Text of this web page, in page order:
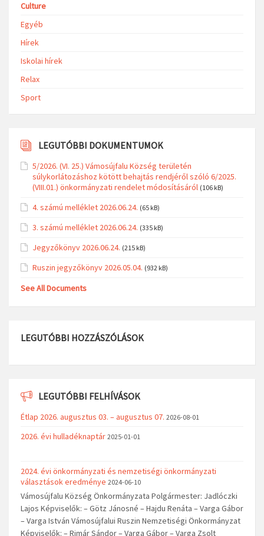
Culture
Egyéb
Hírek
Iskolai hírek
Relax
Sport
LEGUTÓBBI DOKUMENTUMOK
5/2026. (VI. 25.) Vámosújfalu Község területén
súlykorlátozáshoz kötött behajtás rendjéről szóló 6/2025.
(VIII.01.) önkormányzati rendelet módosításáról (106 kB)
4. számú melléklet 2026.06.24. (65 kB)
3. számú melléklet 2026.06.24. (335 kB)
Jegyzőkönyv 2026.06.24. (215 kB)
Ruszin jegyzőkönyv 2026.05.04. (932 kB)
See All Documents
LEGUTÓBBI HOZZÁSZÓLÁSOK
LEGUTÓBBI FELHÍVÁSOK
Étlap 2026. augusztus 03. – augusztus 07. 2026-08-01
2026. évi hulladéknaptár 2025-01-01
2024. évi önkormányzati és nemzetiségi önkormányzati
választások eredménye 2024-06-10
Vámosújfalu Község Önkormányzata Polgármester: Jadlóczki
Lajos Képviselők: – Götz Jánosné – Hajdu Renáta – Varga Gábor
– Varga István Vámosújfalui Ruszin Nemzetiségi Önkormányzat
Képviselők: – Rimár Sándor – Varga Gábor – Varga Zsolt